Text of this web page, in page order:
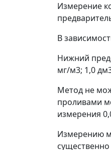
Измерение
В
Нижний
мг/м3; 1,0 дм
Метод не
проливами
измерения
Измерению